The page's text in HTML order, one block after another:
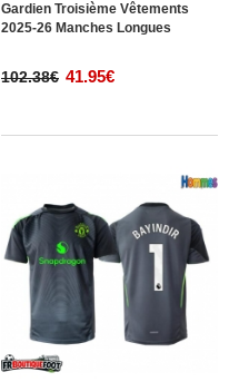
Gardien Troisième Vêtements
2025-26 Manches Longues
102.38€ 41.95€